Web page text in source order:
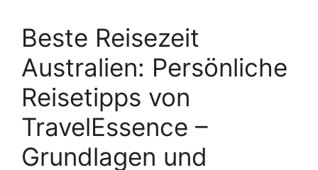
Beste Reisezeit
Australien: Persönliche
Reisetipps von
TravelEssence –
Grundlagen und